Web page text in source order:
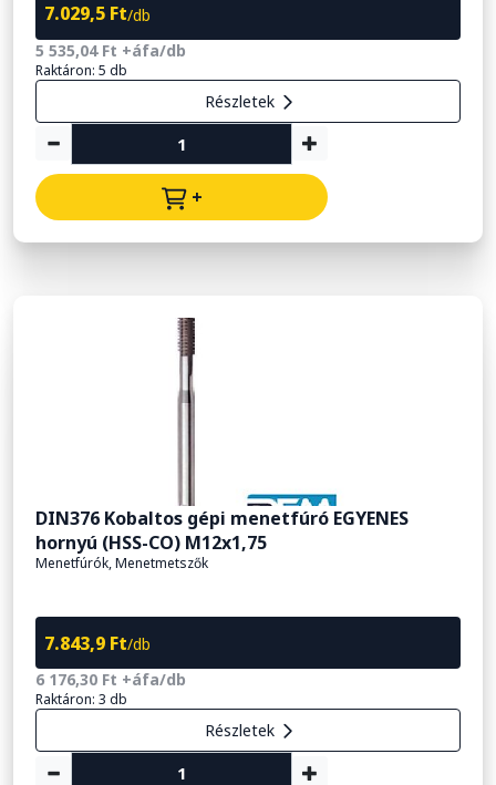
7.029,5 Ft/db
5 535,04 Ft +áfa/db
Raktáron: 5 db
Részletek
+
DIN376 Kobaltos gépi menetfúró EGYENES
hornyú (HSS-CO) M12x1,75
Menetfúrók, Menetmetszők
7.843,9 Ft/db
6 176,30 Ft +áfa/db
Raktáron: 3 db
Részletek